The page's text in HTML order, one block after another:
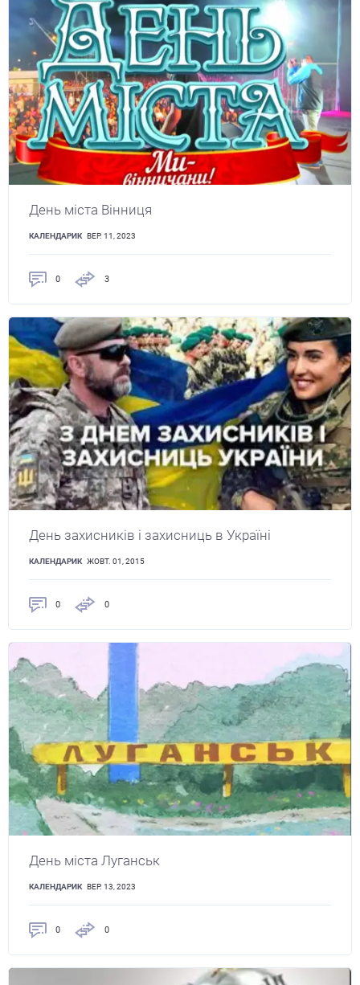
День міста Вінниця
КАЛЕНДАРИК ВЕР. 11, 2023
0 3
День захисників і захисниць в Україні
КАЛЕНДАРИК ЖОВТ. 01, 2015
0 0
День міста Луганськ
КАЛЕНДАРИК ВЕР. 13, 2023
0 0